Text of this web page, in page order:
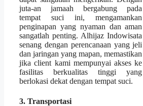
juta-an jamaah bergabung pada
tempat suci ini, mengamankan
penginapan yang nyaman dan aman
sangatlah penting. Alhijaz Indowisata
senang dengan perencanaan yang jeli
dan jaringan yang mapan, memastikan
jika client kami mempunyai akses ke
fasilitas berkualitas tinggi yang
berlokasi dekat dengan tempat suci.
3. Transportasi